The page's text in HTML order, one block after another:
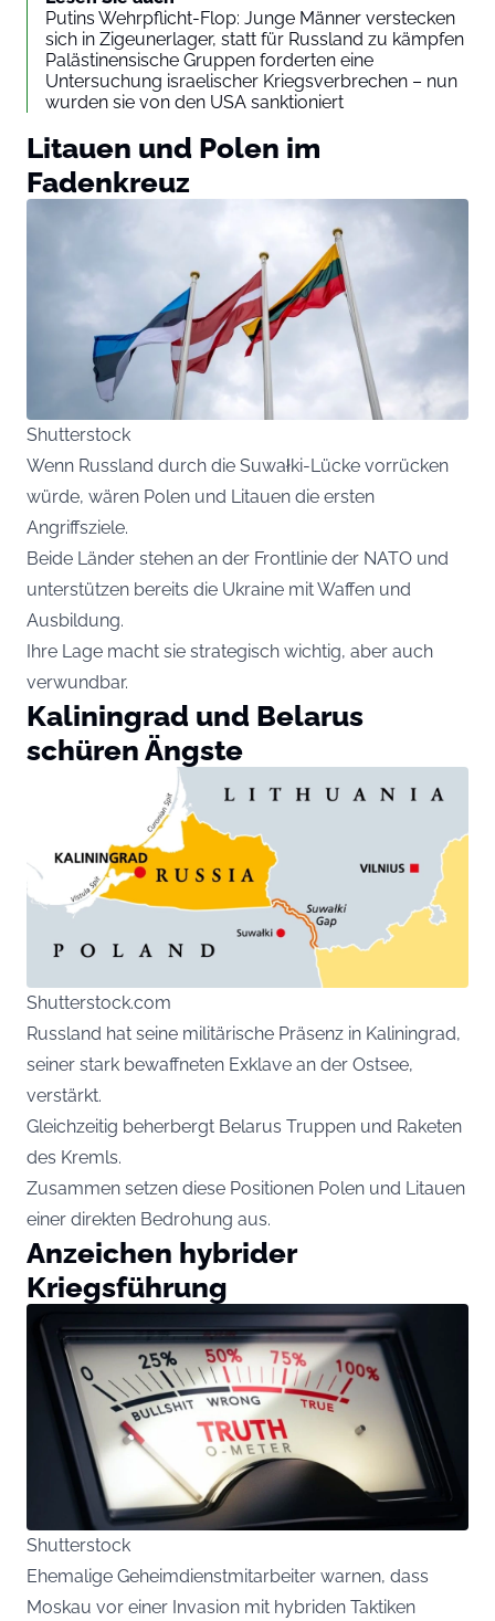
Putins Wehrpflicht-Flop: Junge Männer verstecken
sich in Zigeunerlager, statt für Russland zu kämpfen
Palästinensische Gruppen forderten eine
Untersuchung israelischer Kriegsverbrechen – nun
wurden sie von den USA sanktioniert
Litauen und Polen im
Fadenkreuz
Shutterstock
Wenn Russland durch die Suwałki-Lücke vorrücken
würde, wären Polen und Litauen die ersten
Angriffsziele.
Beide Länder stehen an der Frontlinie der NATO und
unterstützen bereits die Ukraine mit Waffen und
Ausbildung.
Ihre Lage macht sie strategisch wichtig, aber auch
verwundbar.
Kaliningrad und Belarus
schüren Ängste
Shutterstock.com
Russland hat seine militärische Präsenz in Kaliningrad,
seiner stark bewaffneten Exklave an der Ostsee,
verstärkt.
Gleichzeitig beherbergt Belarus Truppen und Raketen
des Kremls.
Zusammen setzen diese Positionen Polen und Litauen
einer direkten Bedrohung aus.
Anzeichen hybrider
Kriegsführung
Shutterstock
Ehemalige Geheimdienstmitarbeiter warnen, dass
Moskau vor einer Invasion mit hybriden Taktiken